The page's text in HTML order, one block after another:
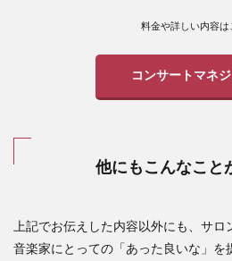
料金や詳しい内容は
コンサートマネ
他にもこんなこと
上記でお伝えした内容以外にも、サ
音楽家にとっての「あった良いな」を